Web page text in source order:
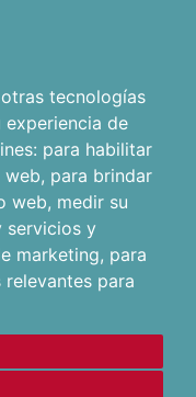
tecnologías
experiencia de
para habilitar
web, para brindar
web, medir su
servicios y
marketing, para
relevantes para